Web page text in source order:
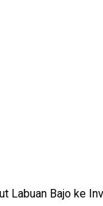
Labuan Bajo ke